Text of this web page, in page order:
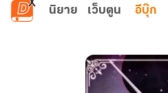
ข้ามไปยังเนื้อหาหลัก
นิยาย เว็บตูน อีบุ๊ก